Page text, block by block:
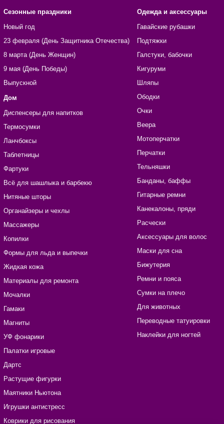
Сезонные праздники
Новый год
23 февраля (День Защитника Отечества)
8 марта (День Женщин)
9 мая (День Победы)
Выпускной
Дом
Диспенсеры для напитков
Термосумки
Ланчбоксы
Таблетницы
Фартуки
Всё для шашлыка и барбекю
Нитяные шторы
Органайзеры и чехлы
Массажеры
Копилки
Формы для льда и выпечки
Жидкая кожа
Материалы для ремонта
Мочалки
Гамаки
Магниты
УФ фонарики
Палатки игровые
Дартс
Растущие фигурки
Маятники Ньютона
Игрушки антистресс
Коврики для рисования
Одежда и аксессуары
Гавайские рубашки
Подтяжки
Галстуки, бабочки
Кигуруми
Шляпы
Ободки
Очки
Веера
Мотоперчатки
Перчатки
Тельняшки
Банданы, баффы
Гитарные ремни
Канекалоны, пряди
Расчески
Аксессуары для волос
Маски для сна
Бижутерия
Ремни и пояса
Сумки на плечо
Для животных
Переводные татуировки
Наклейки для ногтей